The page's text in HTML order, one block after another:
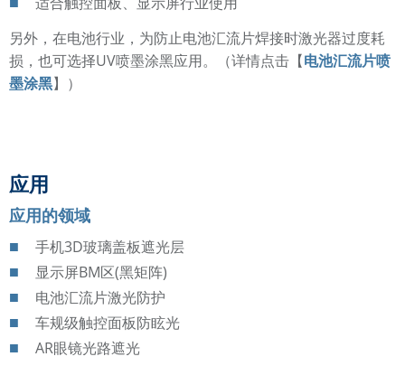
另外，在电池行业，为防止电池汇流片焊接时激光器过度耗
损，也可选择UV喷墨涂黑应用。（详情点击【电池汇流片喷
墨涂黑】）
应用
应用的领域
手机3D玻璃盖板遮光层
显示屏BM区(黑矩阵)
电池汇流片激光防护
车规级触控面板防眩光
AR眼镜光路遮光